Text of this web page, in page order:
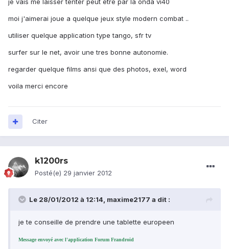
je vais me laisser tenter peut etre par la onda vi40
moi j'aimerai joue a quelque jeux style modern combat ..
utiliser quelque application type tango, sfr tv
surfer sur le net, avoir une tres bonne autonomie.
regarder quelque films ansi que des photos, exel, word
voila merci encore
Citer
k1200rs
Posté(e) 29 janvier 2012
Le 28/01/2012 à 12:14, maxime2177 a dit :
je te conseille de prendre une tablette europeen
Message envoyé avec l'application Forum Frandroid